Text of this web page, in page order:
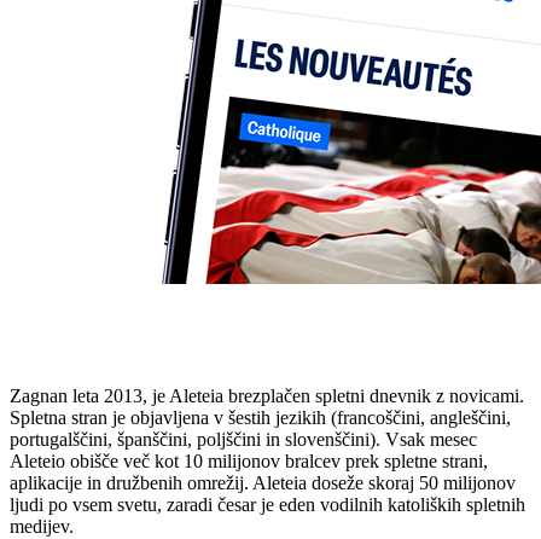
Zagnan leta 2013, je Aleteia brezplačen spletni dnevnik z novicami.
Spletna stran je objavljena v šestih jezikih (francoščini, angleščini,
portugalščini, španščini, poljščini in slovenščini). Vsak mesec
Aleteio obišče več kot 10 milijonov bralcev prek spletne strani,
aplikacije in družbenih omrežij. Aleteia doseže skoraj 50 milijonov
ljudi po vsem svetu, zaradi česar je eden vodilnih katoliških spletnih
medijev.